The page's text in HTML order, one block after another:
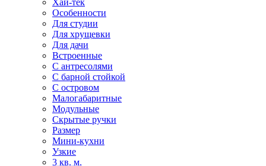
Хай-тек
Особенности
Для студии
Для хрущевки
Для дачи
Встроенные
С антресолями
С барной стойкой
С островом
Малогабаритные
Модульные
Скрытые ручки
Размер
Мини-кухни
Узкие
3 кв. м.